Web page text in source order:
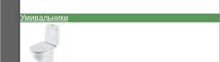
Умивальники